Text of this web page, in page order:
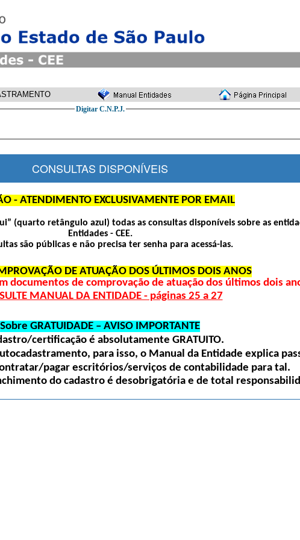
Digitar C.N.P.J.
CONSULTAS DISPONÍVEIS
- ATENDIMENTO EXCLUSIVAMENTE POR EMAIL
(quarto retângulo azul) todas as consultas disponíveis sobre as
Entidades - CEE.
são públicas e não precisa ter senha para acessá-las.
DE ATUAÇÃO DOS ÚLTIMOS DOIS ANOS
documentos de comprovação de atuação dos últimos dois
MANUAL DA ENTIDADE - páginas 25 a 27
Sobre GRATUIDADE – AVISO IMPORTANTE
certificação é absolutamente GRATUITO.
para isso, o Manual da Entidade explica
pagar escritórios/serviços de contabilidade para tal.
do cadastro é desobrigatória e de total